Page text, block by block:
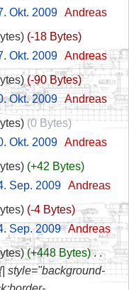
Okt. 2009‎ Andreas
-18 Bytes
Okt. 2009‎ Andreas
-90 Bytes
Okt. 2009‎ Andreas
0 Bytes
Okt. 2009‎ Andreas
+42 Bytes
Sep. 2009‎ Andreas
-4 Bytes
Sep. 2009‎ Andreas
+448 Bytes ‎
style="background-